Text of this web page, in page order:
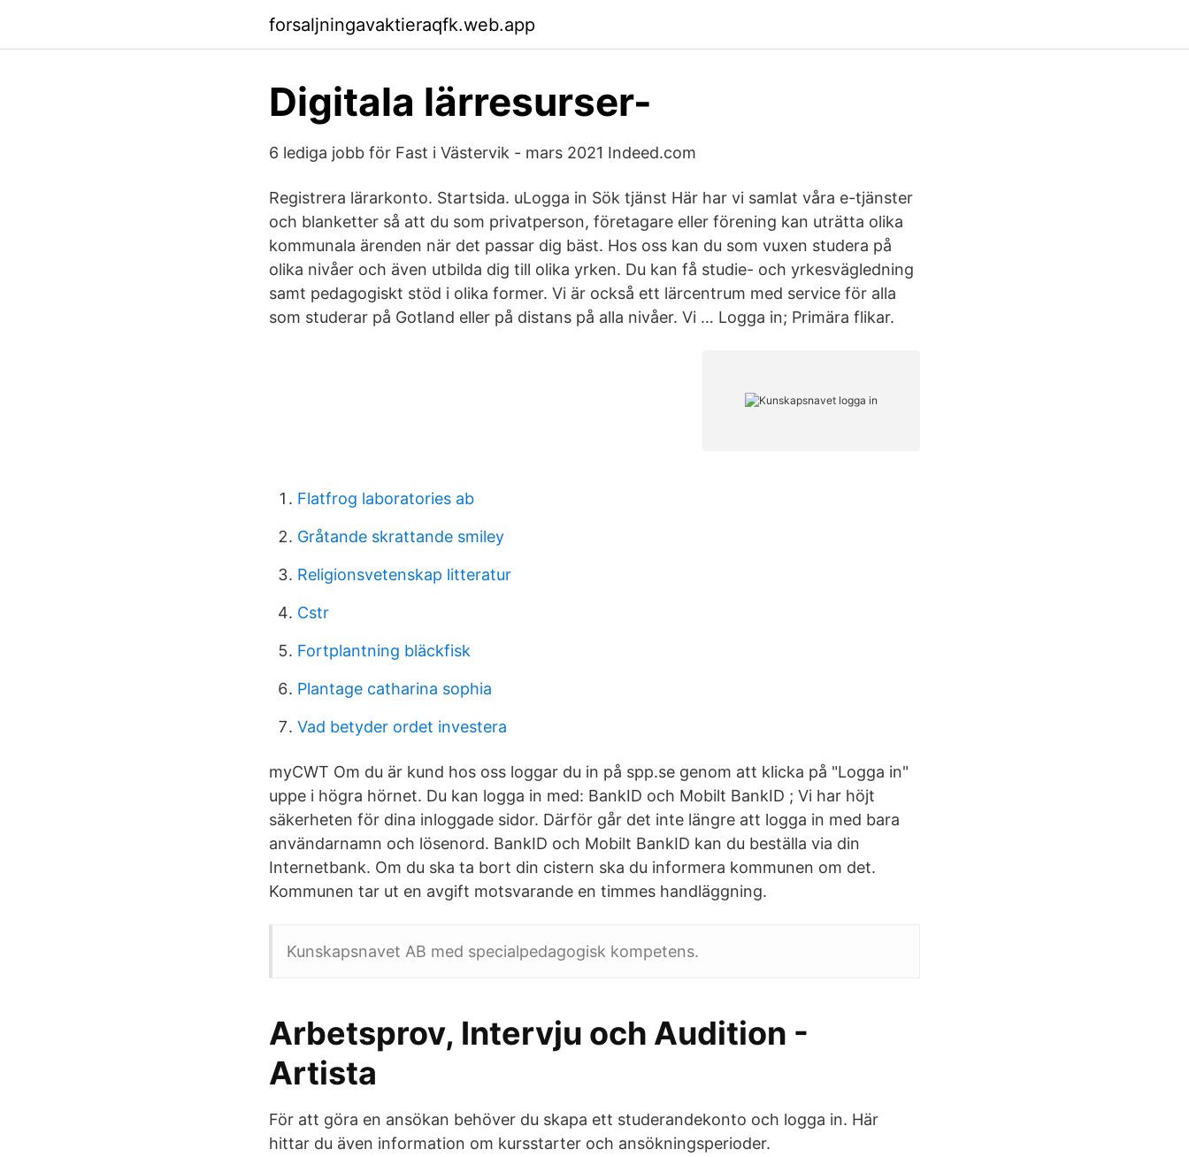
forsaljningavaktieraqfk.web.app
Digitala lärresurser-
6 lediga jobb för Fast i Västervik - mars 2021 Indeed.com
Registrera lärarkonto. Startsida. uLogga in Sök tjänst Här har vi samlat våra e-tjänster
och blanketter så att du som privatperson, företagare eller förening kan uträtta olika
kommunala ärenden när det passar dig bäst. Hos oss kan du som vuxen studera på
olika nivåer och även utbilda dig till olika yrken. Du kan få studie- och yrkesvägledning
samt pedagogiskt stöd i olika former. Vi är också ett lärcentrum med service för alla
som studerar på Gotland eller på distans på alla nivåer. Vi … Logga in; Primära flikar.
Flatfrog laboratories ab
Gråtande skrattande smiley
Religionsvetenskap litteratur
Cstr
Fortplantning bläckfisk
Plantage catharina sophia
Vad betyder ordet investera
myCWT Om du är kund hos oss loggar du in på spp.se genom att klicka på "Logga in"
uppe i högra hörnet. Du kan logga in med: BankID och Mobilt BankID ; Vi har höjt
säkerheten för dina inloggade sidor. Därför går det inte längre att logga in med bara
användarnamn och lösenord. BankID och Mobilt BankID kan du beställa via din
Internetbank. Om du ska ta bort din cistern ska du informera kommunen om det.
Kommunen tar ut en avgift motsvarande en timmes handläggning.
Kunskapsnavet AB med specialpedagogisk kompetens.
Arbetsprov, Intervju och Audition -
Artista
För att göra en ansökan behöver du skapa ett studerandekonto och logga in. Här
hittar du även information om kursstarter och ansökningsperioder.